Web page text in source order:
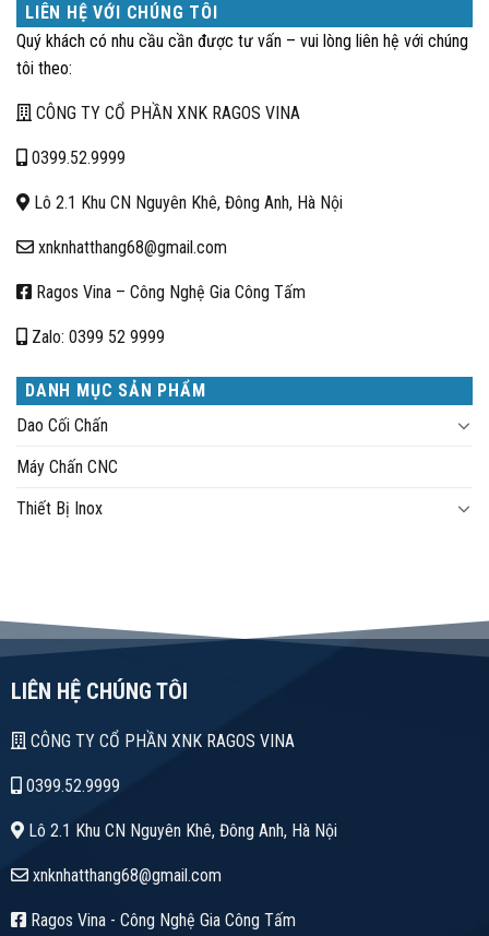
LIÊN HỆ VỚI CHÚNG TÔI
Quý khách có nhu cầu cần được tư vấn – vui lòng liên hệ với chúng
tôi theo:
CÔNG TY CỔ PHẦN XNK RAGOS VINA
0399.52.9999
Lô 2.1 Khu CN Nguyên Khê, Đông Anh, Hà Nội
xnknhatthang68@gmail.com
Ragos Vina – Công Nghệ Gia Công Tấm
Zalo: 0399 52 9999
DANH MỤC SẢN PHẨM
Dao Cối Chấn
Máy Chấn CNC
Thiết Bị Inox
LIÊN HỆ CHÚNG TÔI
CÔNG TY CỔ PHẦN XNK RAGOS VINA
0399.52.9999
Lô 2.1 Khu CN Nguyên Khê, Đông Anh, Hà Nội
xnknhatthang68@gmail.com
Ragos Vina - Công Nghệ Gia Công Tấm